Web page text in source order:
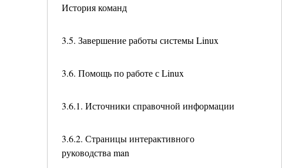
История команд
3.5. Завершение работы системы Linux
3.6. Помощь по работе с Linux
3.6.1. Источники справочной информации
3.6.2. Страницы интерактивного
руководства man